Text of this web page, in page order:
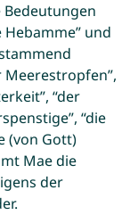
und
Meerestropfen”,
“der
“die
(von Gott)
Mae die
der